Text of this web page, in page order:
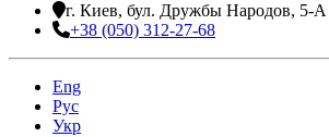
г. Киев, бул. Дружбы Народов, 5-А
+38 (050) 312-27-68
Eng
Рус
Укр